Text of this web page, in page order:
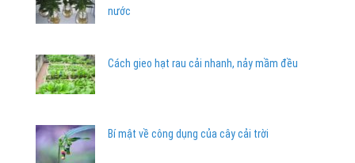
nước
Cách gieo hạt rau cải nhanh, nảy mầm đều
Bí mật về công dụng của cây cải trời